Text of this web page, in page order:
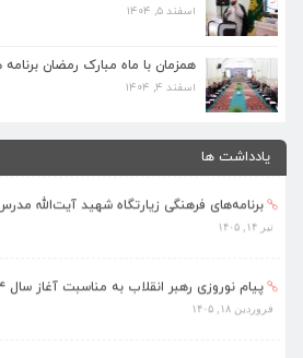
اسفند ۵, ۱۴۰۴
همزمان با ماه مبارک رمضان
اسفند ۴, ۱۴۰۴
یادداشت ها
همزمان با ماه مبارک رمضان برنامه های فرهنگی
اسفند ۴, ۱۴۰۴
مرداد ۱۰, ۱۴۰۵
برنامه‌های فرهنگی زیارتگاه شهید آیت‌الله
تیر ۱۴, ۱۴۰۵
پیام نوروزی رهبر انقلاب به مناسبت آغاز سال ۱۴...
فروردین ۱۸, ۱۴۰۵